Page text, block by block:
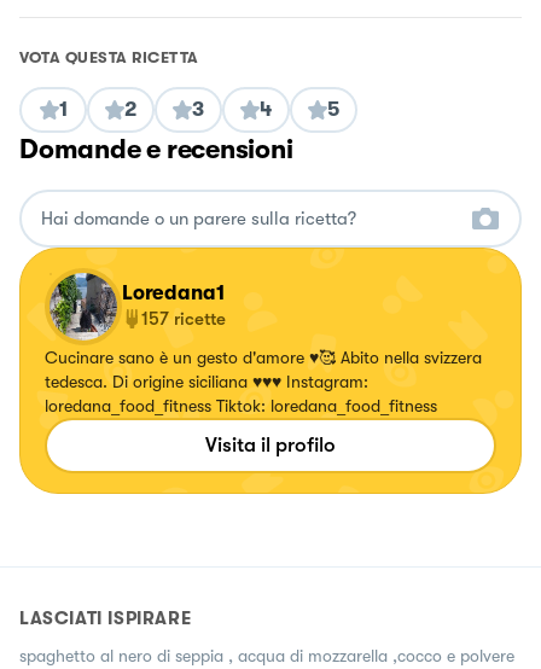
VOTA QUESTA RICETTA
1 2 3 4 5
Domande e recensioni
Loredana1
157 ricette
Cucinare sano è un gesto d'amore ♥️🥰 Abito nella svizzera
tedesca. Di origine siciliana ♥️♥️♥️ Instagram:
loredana_food_fitness Tiktok: loredana_food_fitness
Visita il profilo
LASCIATI ISPIRARE
spaghetto al nero di seppia , acqua di mozzarella ,cocco e polvere